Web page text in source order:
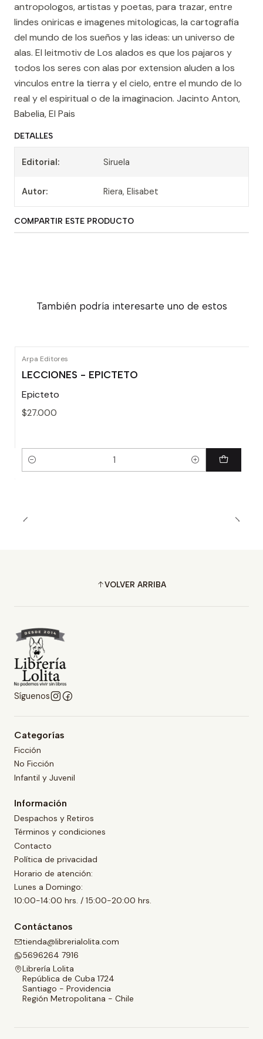
antropologos, artistas y poetas, para trazar, entre
lindes oniricas e imagenes mitologicas, la cartografia
del mundo de los sueños y las ideas: un universo de
alas. El leitmotiv de Los alados es que los pajaros y
todos los seres con alas por extension aluden a los
vinculos entre la tierra y el cielo, entre el mundo de lo
real y el espiritual o de la imaginacion. Jacinto Anton,
Babelia, El Pais
DETALLES
Editorial: Siruela
Autor: Riera, Elisabet
COMPARTIR ESTE PRODUCTO
También podría interesarte uno de estos
Arpa Editores
LECCIONES - EPICTETO
Epicteto
$27.000
Cantidad
VOLVER ARRIBA
Síguenos
Categorías
Ficción
No Ficción
Infantil y Juvenil
Información
Despachos y Retiros
Términos y condiciones
Contacto
Política de privacidad
Horario de atención:
Lunes a Domingo:
10:00-14:00 hrs. / 15:00-20:00 hrs.
Contáctanos
tienda@librerialolita.com
5696264 7916
Librería Lolita
República de Cuba 1724
Santiago - Providencia
Región Metropolitana - Chile